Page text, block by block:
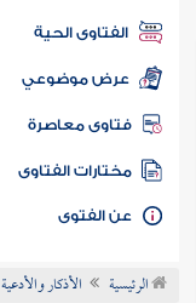
سؤالك
الفتاوى الحية
عرض موضوعي
فتاوى معاصرة
مختارات الفتاوى
الفتوى
الرئيسية الأذكار والأدعية